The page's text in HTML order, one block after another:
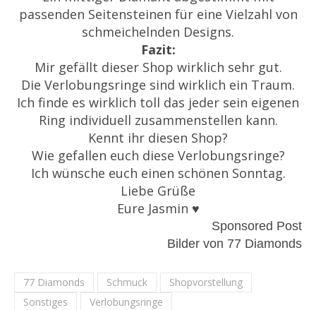
passenden Seitensteinen für eine Vielzahl von
schmeichelnden Designs.
Fazit:
Mir gefällt dieser Shop wirklich sehr gut.
Die Verlobungsringe sind wirklich ein Traum.
Ich finde es wirklich toll das jeder sein eigenen
Ring individuell zusammenstellen kann.
Kennt ihr diesen Shop?
Wie gefallen euch diese Verlobungsringe?
Ich wünsche euch einen schönen Sonntag.
Liebe Grüße
Eure Jasmin ♥
Sponsored Post
Bilder von 77 Diamonds
77 Diamonds Schmuck
Shopvorstellung
Sonstiges
Verlobungsringe